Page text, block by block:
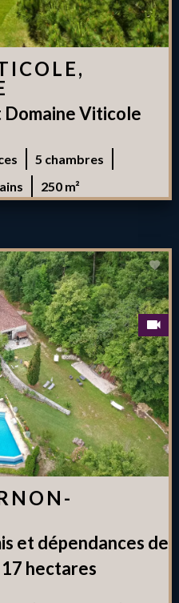
Viticole
5 chambres
250 m²
et dépendances de
hectares